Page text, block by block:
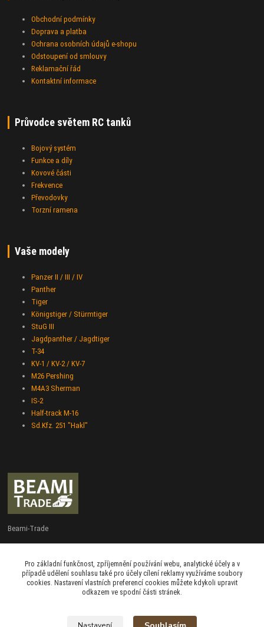
Obchodní podmínky
Doprava a platba
Ochrana osobních údajů e-shopu
Odstoupení od smlouvy
Reklamační řád
Kontaktní informace
Průvodce světem RC tanků
Bojový systém
Funkce a díly
Kovové části
Frekvence
Převodovky
Torzní ramena
Vaše modely
Panzer II / III / IV
Panther
Tiger
Königstiger / Stürmtiger
StuG III
Jagdpanther / Jagdtiger
T-34
KV-1 / KV-2 / KV-7
M26 Pershing
M4A3 Sherman
IS-2
Half-track M-16
Sd.Kfz. 251 "Hakl"
Beami-Trade
Po - Pá 9:00 - 16:00
admin@beami-trade.cz
Pro základní funkčnost, zpříjemnění používání webu, analytické účely a v
případě udělení souhlasu také pro účely cílení reklamy využíváme soubory
cookies. Nastavení vlastních preferencí cookies můžete kdykoli upravit
odkazem ve spodní části stránek.